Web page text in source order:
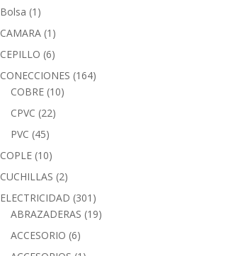
Bolsa (1)
CAMARA (1)
CEPILLO (6)
CONECCIONES (164)
COBRE (10)
CPVC (22)
PVC (45)
COPLE (10)
CUCHILLAS (2)
ELECTRICIDAD (301)
ABRAZADERAS (19)
ACCESORIO (6)